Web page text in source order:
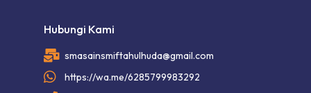
Hubungi Kami
smasainsmiftahulhuda@gmail.com
https://wa.me/6285799983292